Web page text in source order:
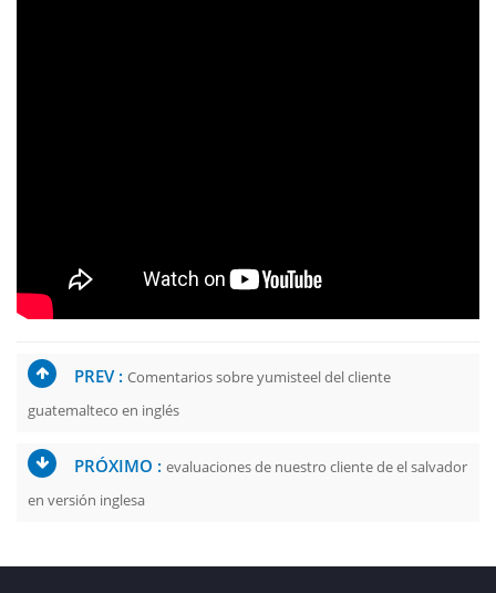
PREV : Comentarios sobre yumisteel del cliente
guatemalteco en inglés
PRÓXIMO : evaluaciones de nuestro cliente de el salvador
en versión inglesa